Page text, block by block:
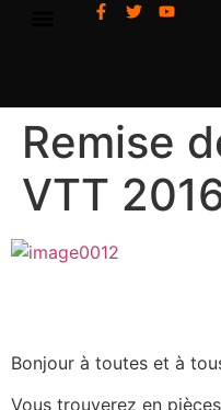
Remise
VTT
Bonjour à toutes et à
Vous trouverez en